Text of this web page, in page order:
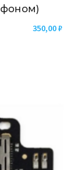
350,00₽